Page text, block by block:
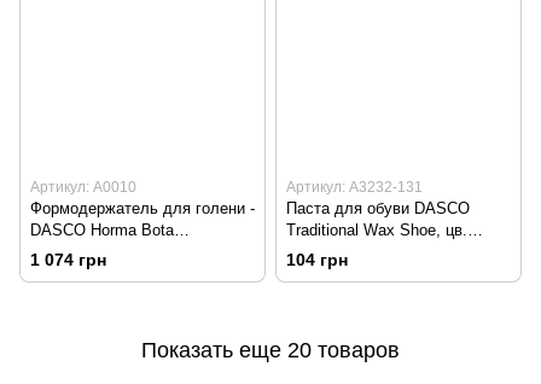
Артикул: А0010
Формодержатель для голени -
DASCO Horma Bota
Dascomatic
1 074 грн
Артикул: А3232-131
Паста для обуви DASCO
Traditional Wax Shoe, цв.
бордовый
104 грн
Показать еще 20 товаров